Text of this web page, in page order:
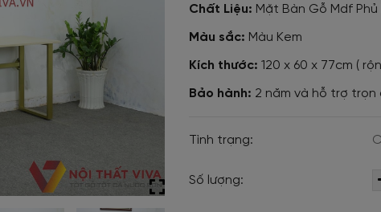
Chất Liệu: Mặt Bàn Gỗ Mdf
Màu sắc: Màu Kem
Kích thước: 120 x 60 x 77cm (
Bảo hành: 2 năm và hỗ trợ trọn
Tình trạng:
Số lượng: